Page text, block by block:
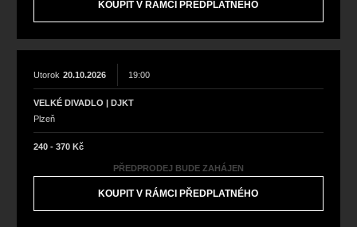
KOUPIT V RÁMCI PŘEDPLATNÉHO
Utorok 20.10.2026 19:00
VELKÉ DIVADLO | DJKT
Plzeň
240 - 370 Kč
PŘEDPRODEJ BUDE ZAHÁJEN
KOUPIT V RÁMCI PŘEDPLATNÉHO